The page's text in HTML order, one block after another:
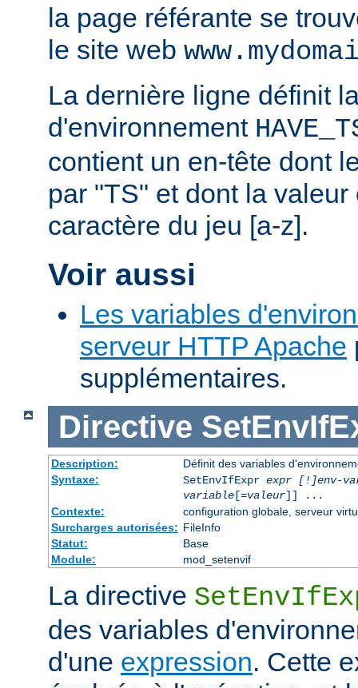
la page référante se
le site web
La dernière ligne définit
d'environnement
contient un en-tête dont
par "TS" et dont la
caractère du jeu [a-z].
Voir aussi
Les variables
serveur HTTP Apache
supplémentaires.
Directive
Description:
Définit des variables
Syntaxe:
SetEnvIfExpr expr [!]env-
variable[=valeur]] ...
Contexte:
configuration globale, serveur
Surcharges autorisées: FileInfo
Statut:
Base
Module:
mod_setenvif
La directive
des variables
d'une expression. Cette